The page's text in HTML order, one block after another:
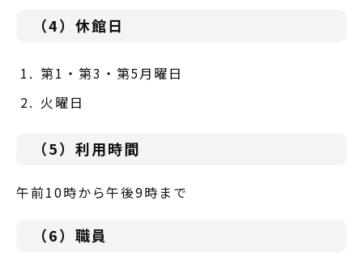
（4）休館日
第1・第3・第5月曜日
火曜日
（5）利用時間
午前10時から午後9時まで
（6）職員